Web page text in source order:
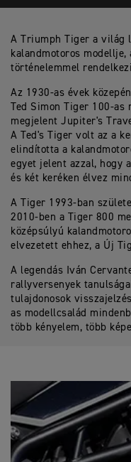
A Triumph Tiger a világ
kalandmotoros
történelemmel
Az 1930-as évek
Ted Simon Tiger 100-
megjelent Jupiter's
A Ted's Tiger volt az a
elindította a
egyet jelent azzal, hogy
és két keréken élvez
A Tiger 1993-ban
2010-ben a Tiger 800
középsúlyú
elvezetett ehhez, a Új
A legendás Iván
rallyversenyek
tulajdonosok
as modellcsalád
több kényelem, több